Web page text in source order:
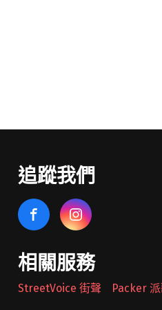
追蹤我們
相關服務
StreetVoice 街聲 Packer